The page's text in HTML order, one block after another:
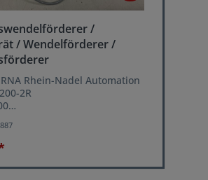
/
/ Wendelförderer /
Rhein-Nadel Automation
2R
ca. 45 mm
ca. 5 mm
Vibrationsgeschwindigkeit